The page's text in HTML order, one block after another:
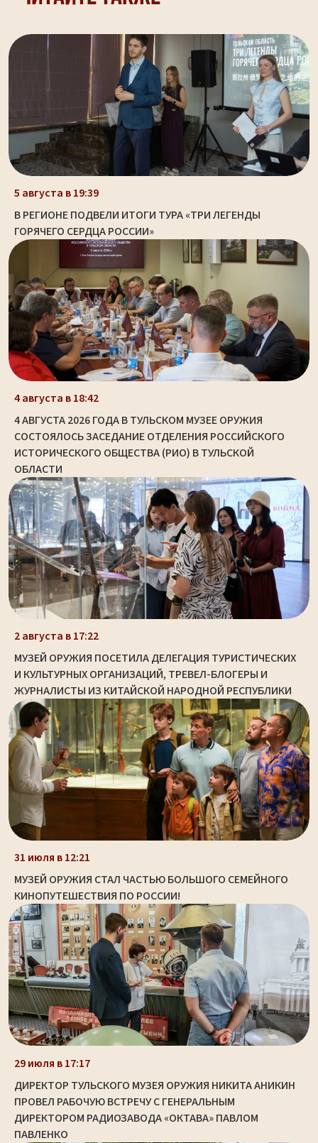
5 августа в 19:39
В РЕГИОНЕ ПОДВЕЛИ ИТОГИ ТУРА «ТРИ ЛЕГЕНДЫ
ГОРЯЧЕГО СЕРДЦА РОССИИ»
4 августа в 18:42
4 АВГУСТА 2026 ГОДА В ТУЛЬСКОМ МУЗЕЕ ОРУЖИЯ
СОСТОЯЛОСЬ ЗАСЕДАНИЕ ОТДЕЛЕНИЯ РОССИЙСКОГО
ИСТОРИЧЕСКОГО ОБЩЕСТВА (РИО) В ТУЛЬСКОЙ
ОБЛАСТИ
2 августа в 17:22
МУЗЕЙ ОРУЖИЯ ПОСЕТИЛА ДЕЛЕГАЦИЯ ТУРИСТИЧЕСКИХ
И КУЛЬТУРНЫХ ОРГАНИЗАЦИЙ, ТРЕВЕЛ-БЛОГЕРЫ И
ЖУРНАЛИСТЫ ИЗ КИТАЙСКОЙ НАРОДНОЙ РЕСПУБЛИКИ
31 июля в 12:21
МУЗЕЙ ОРУЖИЯ СТАЛ ЧАСТЬЮ БОЛЬШОГО СЕМЕЙНОГО
КИНОПУТЕШЕСТВИЯ ПО РОССИИ!
29 июля в 17:17
ДИРЕКТОР ТУЛЬСКОГО МУЗЕЯ ОРУЖИЯ НИКИТА АНИКИН
ПРОВЕЛ РАБОЧУЮ ВСТРЕЧУ С ГЕНЕРАЛЬНЫМ
ДИРЕКТОРОМ РАДИОЗАВОДА «ОКТАВА» ПАВЛОМ
ПАВЛЕНКО